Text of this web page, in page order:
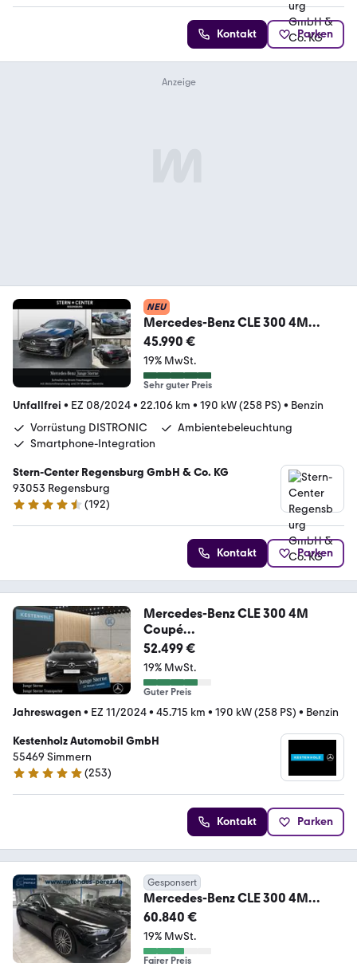
Kontakt Parken
NEU
Mercedes-Benz CLE 300 4M
Coupé+AMG+MEMORY+LED+SH
Z+Winter-Paket
45.990 €
19% MwSt.
Sehr guter Preis
Unfallfrei • EZ 08/2024• 22.106 km • 190 kW (258 PS) • Benzin
Vorrüstung DISTRONIC
Ambientebeleuchtung
Smartphone-Integration
Stern-Center Regensburg GmbH & Co. KG
93053 Regensburg
4.7 Sterne
(192)
Kontakt Parken
Mercedes-Benz CLE 300 4M
Coupé
*AMG*NIGHT*MEMO*STHZ*360°
KAM*
52.499 €
19% MwSt.
Guter Preis
Jahreswagen• EZ 11/2024• 45.715 km • 190 kW (258 PS) • Benzin
Kestenholz Automobil GmbH
55469 Simmern
4.8 Sterne
(253)
Kontakt Parken
Gesponsert
Mercedes-Benz CLE 300 4M
CABRIO AMG PREMIUM-WINTER-
KOMFORT-PAK
60.840 €
19% MwSt.
Fairer Preis